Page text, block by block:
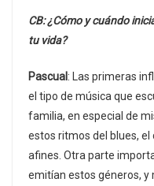
CB: ¿Cómo y cuándo
tu vida?
Pascual : Las primeras
el tipo de música que
familia, en especial de
estos ritmos del blues, el
afines. Otra parte
emitían estos géneros, y